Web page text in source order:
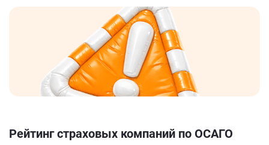
Рейтинг страховых компаний по ОСАГО